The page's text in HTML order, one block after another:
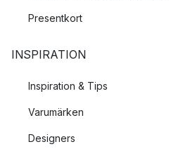
Presentkort
INSPIRATION
Inspiration & Tips
Varumärken
Designers